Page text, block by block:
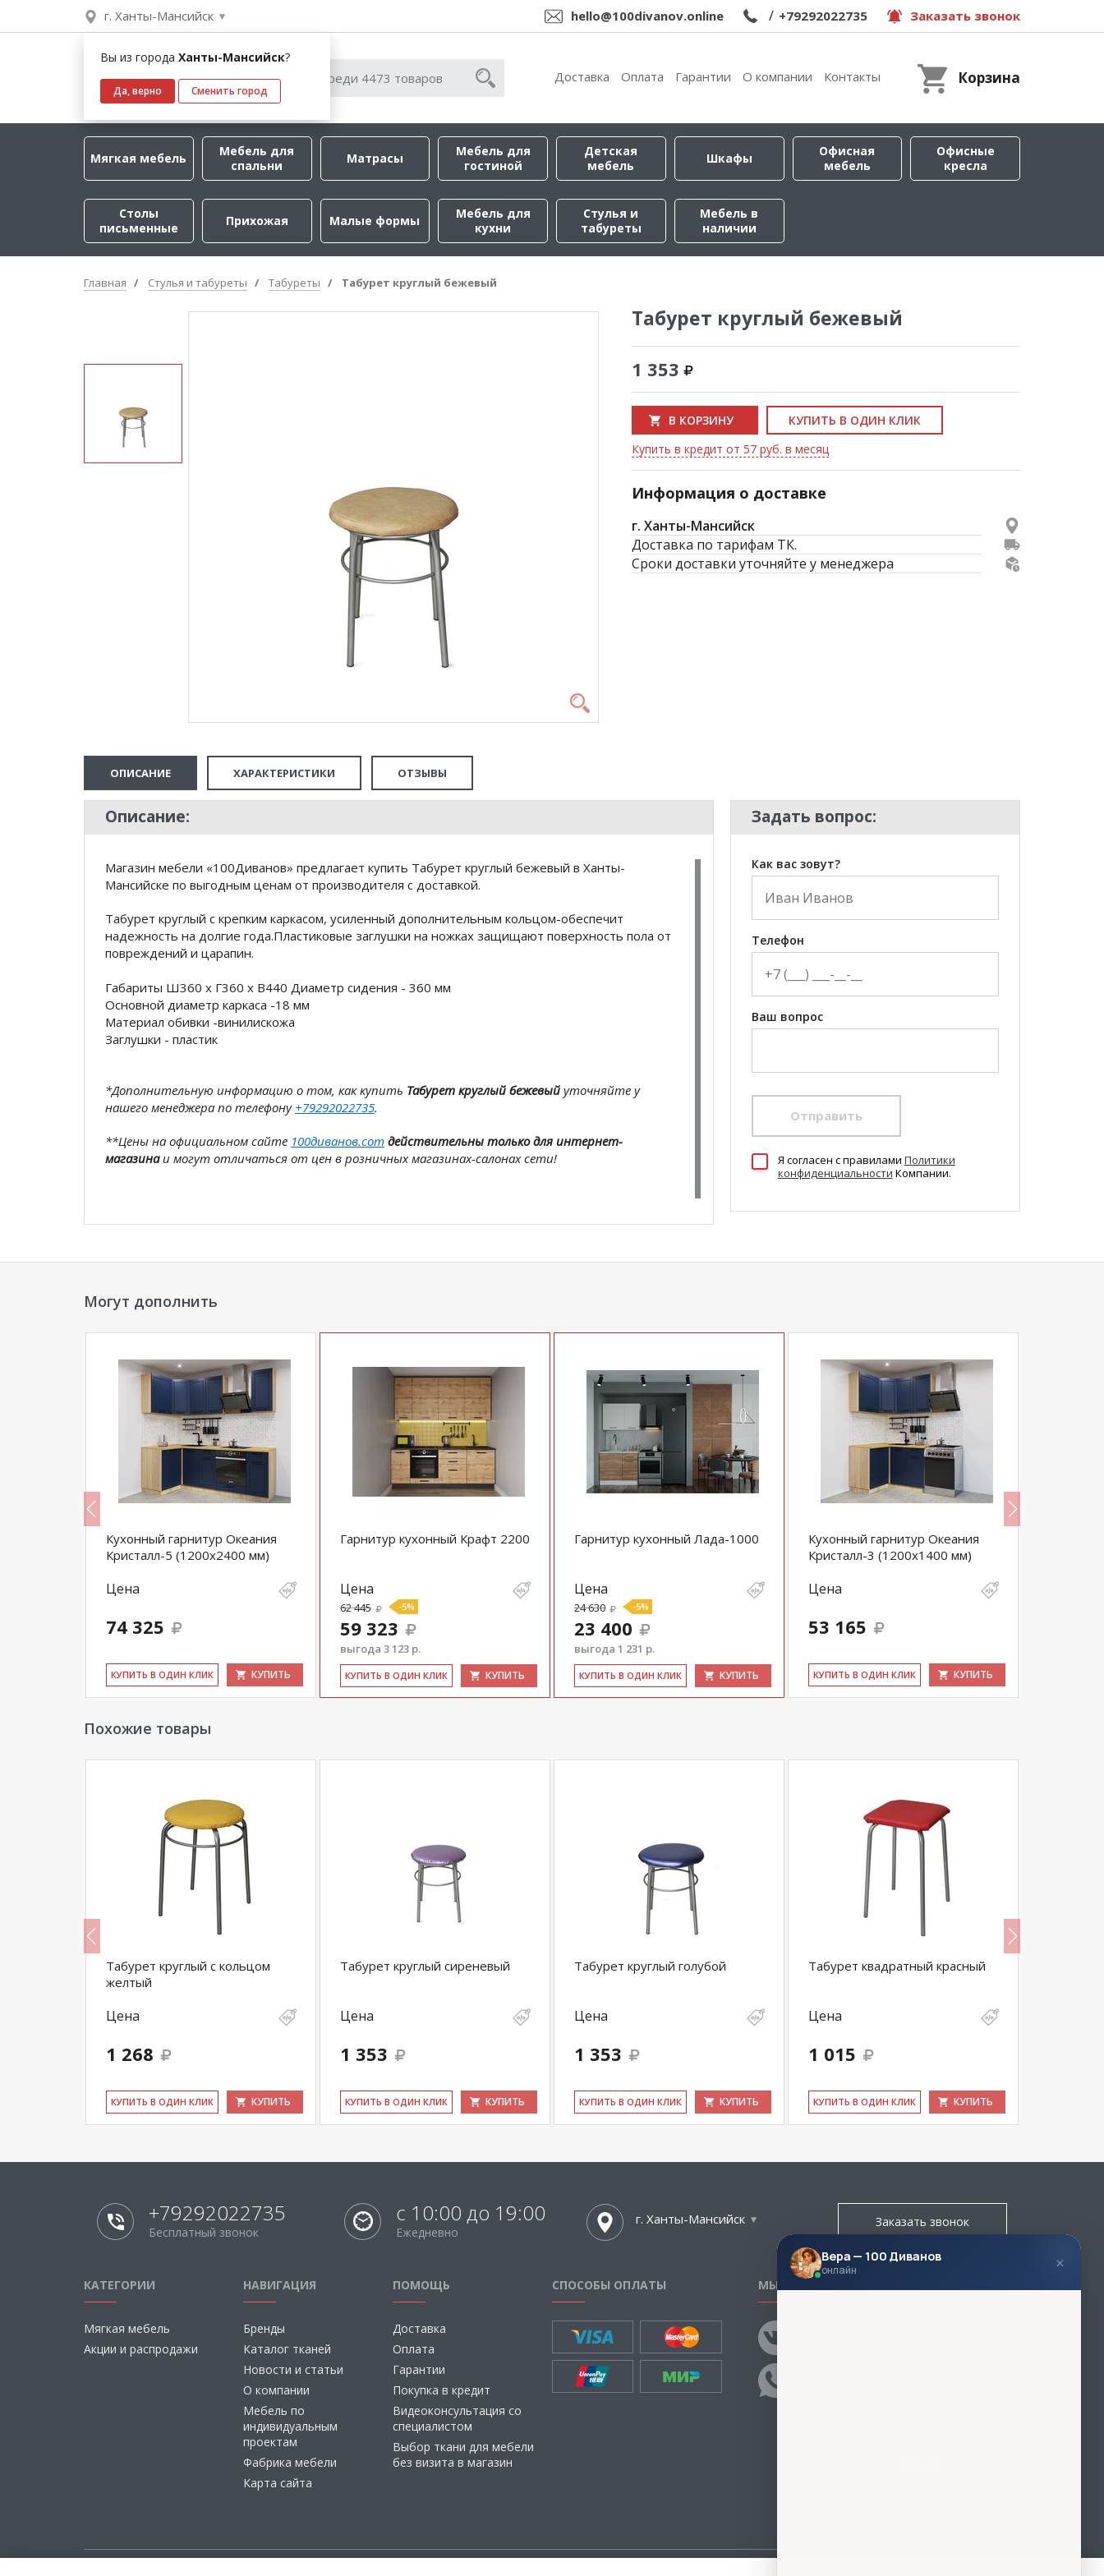
г. Ханты-Мансийск
Вы из города Ханты-Мансийск?
Да, верно Сменить город
hello@100divanov.online / +79292022735 Заказать звонок
Доставка Оплата Гарантии О компании Контакты Корзина
Мягкая мебель
Мебель для
спальни
Матрасы
Мебель для
гостиной
Детская
мебель
Шкафы
Офисная
мебель
Офисные
кресла
Столы
письменные
Прихожая Малые формы
Мебель для
кухни
Стулья и
табуреты
Мебель в
наличии
Главная Стулья и табуреты Табуреты Табурет круглый бежевый
Табурет круглый бежевый
1 353
В КОРЗИНУ
КУПИТЬ В ОДИН КЛИК
Купить в кредит от 57 руб. в месяц
Информация о доставке
г. Ханты-Мансийск
Доставка по тарифам ТК.
Сроки доставки уточняйте у менеджера
ОПИСАНИЕ ХАРАКТЕРИСТИКИ ОТЗЫВЫ
Описание:
Магазин мебели «100Диванов» предлагает купить Табурет круглый бежевый в Ханты-
Мансийске по выгодным ценам от производителя с доставкой.
Табурет круглый с крепким каркасом, усиленный дополнительным кольцом-обеспечит
надежность на долгие года.Пластиковые заглушки на ножках защищают поверхность пола от
повреждений и царапин.
Габариты Ш360 х Г360 х В440 Диаметр сидения - 360 мм
Основной диаметр каркаса -18 мм
Материал обивки -винилискожа
Заглушки - пластик
*Дополнительную информацию о том, как купить Табурет круглый бежевый уточняйте у
нашего менеджера по телефону +79292022735.
**Цены на официальном сайте 100диванов.com действительны только для интернет-
магазинаи могут отличаться от цен в розничных магазинах-салонах сети!
Задать вопрос:
Как вас зовут?
Телефон
Ваш вопрос
Отправить
Я согласен c правилами Политики
конфиденциальности Компании.
Могут дополнить
Кухонный гарнитур Океания
Кристалл-5 (1200х2400 мм)
Цена
74 325
КУ­ПИТЬ В ОДИН КЛИК КУПИТЬ
Гарнитур кухонный Крафт 2200
Цена
62 445 -5%
59 323
выгода 3 123 р.
КУ­ПИТЬ В ОДИН КЛИК КУПИТЬ
Гарнитур кухонный Лада-1000
Цена
24 630 -5%
23 400
выгода 1 231 р.
КУ­ПИТЬ В ОДИН КЛИК КУПИТЬ
Кухонный гарнитур Океания
Кристалл-3 (1200х1400 мм)
Цена
53 165
КУ­ПИТЬ В ОДИН КЛИК КУПИТЬ
Похожие товары
Табурет круглый с кольцом
желтый
Цена
1 268
КУ­ПИТЬ В ОДИН КЛИК КУПИТЬ
Табурет круглый сиреневый
Цена
1 353
КУ­ПИТЬ В ОДИН КЛИК КУПИТЬ
Табурет круглый голубой
Цена
1 353
КУ­ПИТЬ В ОДИН КЛИК КУПИТЬ
Табурет квадратный красный
Цена
1 015
КУ­ПИТЬ В ОДИН КЛИК КУПИТЬ
+79292022735
Бесплатный звонок
с 10:00 до 19:00
Ежедневно
г. Ханты-Мансийск Заказать звонок
КАТЕГОРИИ
Мягкая мебель
Акции и распродажи
НАВИГАЦИЯ
Бренды
Каталог тканей
Новости и статьи
О компании
Мебель по
индивидуальным
проектам
Фабрика мебели
Карта сайта
ПОМОЩЬ
Доставка
Оплата
Гарантии
Покупка в кредит
Видеоконсультация со
специалистом
Выбор ткани для мебели
без визита в магазин
СПОСОБЫ ОПЛАТЫ МЫ В СОЦСЕТЯХ
Вера — 100 Диванов
онлайн ×